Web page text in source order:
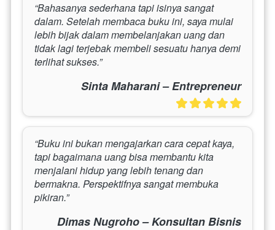
“Bahasanya sederhana tapi isinya sangat
dalam. Setelah membaca buku ini, saya mulai
lebih bijak dalam membelanjakan uang dan
tidak lagi terjebak membeli sesuatu hanya demi
terlihat sukses.”
Sinta Maharani – Entrepreneur
“Buku ini bukan mengajarkan cara cepat kaya,
tapi bagaimana uang bisa membantu kita
menjalani hidup yang lebih tenang dan
bermakna. Perspektifnya sangat membuka
pikiran.”
Dimas Nugroho – Konsultan Bisnis